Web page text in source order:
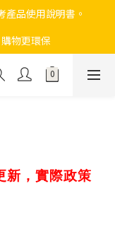
品使用說明書。
物更環保
新，實際政策